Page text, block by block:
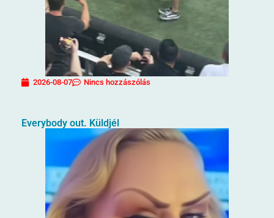
2026-08-07 Nincs hozzászólás
Everybody out. Küldjél